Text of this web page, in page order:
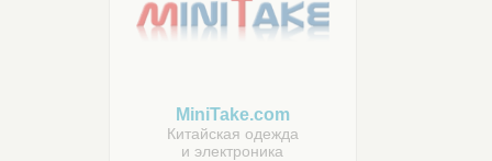
MiniTake.com
Китайская одежда
и электроника